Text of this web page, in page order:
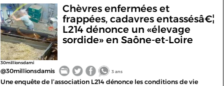
30millionsdami
Chèvres enfermées et
frappées, cadavres entassésâ€¦
L214 dénonce un «élevage
sordide» en Saône-et-Loire
@30millionsdamis 3 ans
Une enquête de l’association L214 dénonce les conditions de vie